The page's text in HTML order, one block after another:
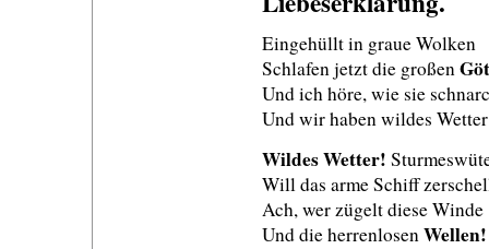
Eingehüllt in graue Wolken
Schlafen jetzt die großen
Und ich höre, wie sie
Und wir haben wildes Wetter
Wildes Wetter!
Will das arme Schiff
Ach, wer zügelt diese Winde
Und die herrenlosenWellen!